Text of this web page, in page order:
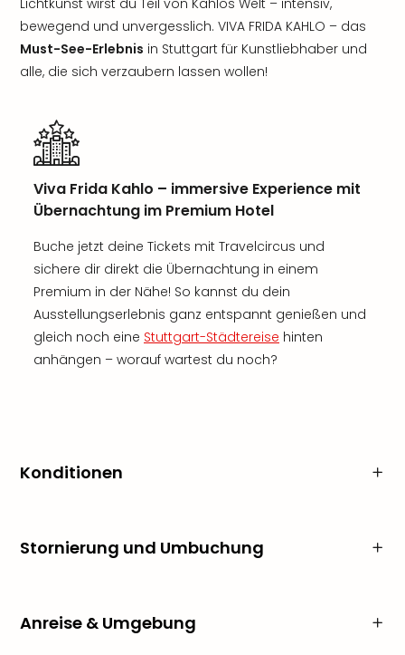
Lichtkunst wirst du Teil von Kahlos Welt – intensiv,
bewegend und unvergesslich. VIVA FRIDA KAHLO – das
Must-See-Erlebnis in Stuttgart für Kunstliebhaber und
alle, die sich verzaubern lassen wollen!
Viva Frida Kahlo – immersive Experience mit
Übernachtung im Premium Hotel
Buche jetzt deine Tickets mit Travelcircus und
sichere dir direkt die Übernachtung in einem
Premium in der Nähe! So kannst du dein
Ausstellungserlebnis ganz entspannt genießen und
gleich noch eine Stuttgart-Städtereise hinten
anhängen – worauf wartest du noch?
Konditionen
Stornierung und Umbuchung
Anreise & Umgebung